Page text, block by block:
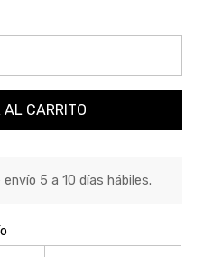
AL CARRITO
5 a 10 días hábiles.